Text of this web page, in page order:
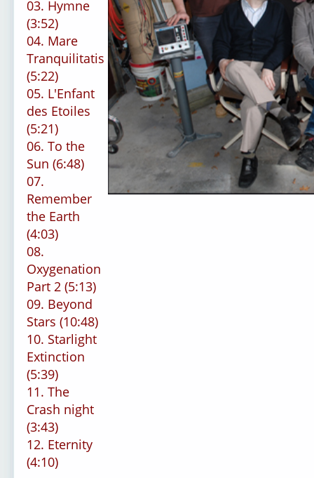
03. Hymne
(3:52)
04. Mare
Tranquilitatis
(5:22)
05. L'Enfant
des Etoiles
(5:21)
06. To the
Sun (6:48)
07.
Remember
the Earth
(4:03)
08.
Oxygenation
Part 2 (5:13)
09. Beyond
Stars (10:48)
10. Starlight
Extinction
(5:39)
11. The
Crash night
(3:43)
12. Eternity
(4:10)